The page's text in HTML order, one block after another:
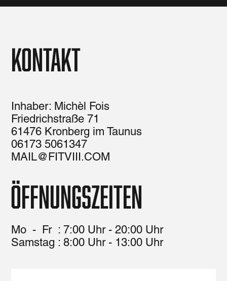
Kontakt
Inhaber: Michèl Fois
Friedrichstraße 71
61476 Kronberg im Taunus
06173 5061347
MAIL@FITVIII.COM
Öffnungszeiten
Mo - Fr : 7:00 Uhr - 20:00 Uhr
​​Samstag : 8:00 Uhr - 13:00 Uhr